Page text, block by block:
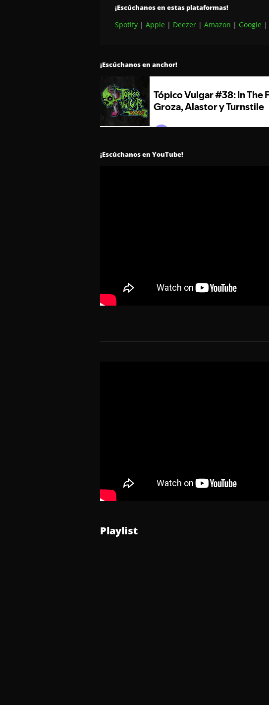
¡Escúchanos en estas plataformas!
Spotify | Apple | Deezer | Amazon | Google |
¡Escúchanos en anchor!
¡Escúchanos en YouTube!
Playlist